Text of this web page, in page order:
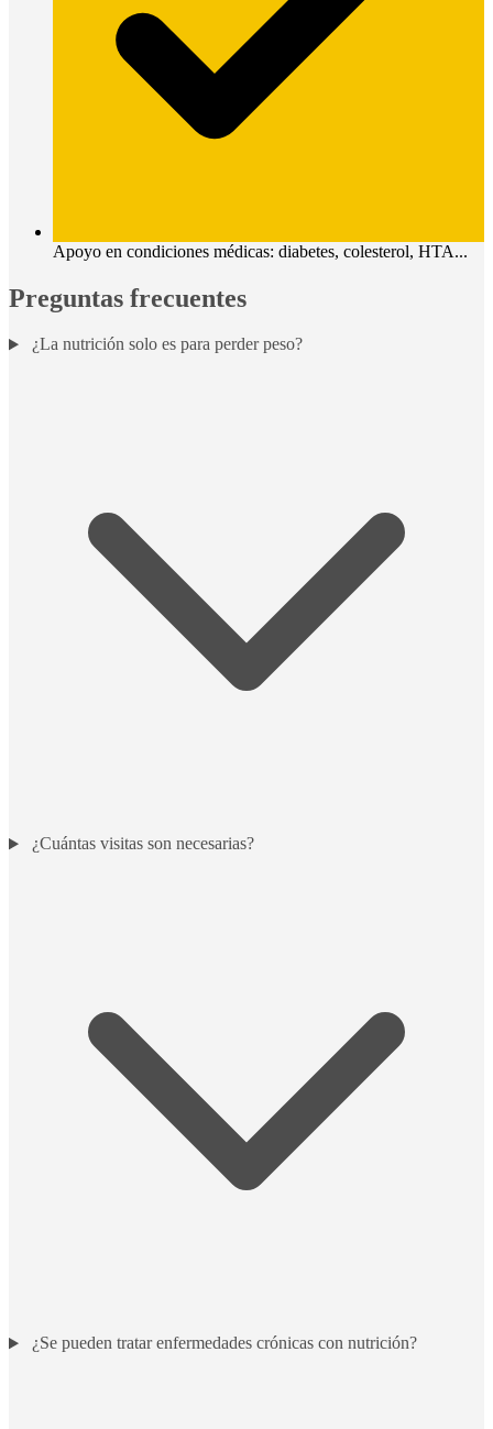
Apoyo en condiciones médicas: diabetes, colesterol, HTA...
Preguntas frecuentes
¿La nutrición solo es para perder peso?
¿Cuántas visitas son necesarias?
¿Se pueden tratar enfermedades crónicas con nutrición?